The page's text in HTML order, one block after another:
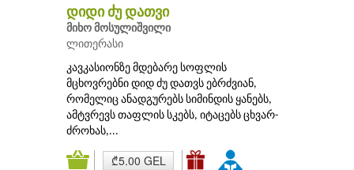
დიდი ძუ დათვი
მიხო მოსულიშვილი
ლითერასი
კავკასიონზე მდებარე სოფლის
მცხოვრებნი დიდ ძუ დათვს ებრძვიან,
რომელიც ანადგურებს სიმინდის ყანებს,
ამტვრევს თაფლის სკებს, იტაცებს ცხვარ-
ძროხას,...
₾5.00 GEL